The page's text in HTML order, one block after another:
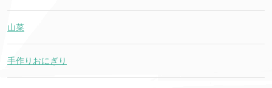
山菜
手作りおにぎり